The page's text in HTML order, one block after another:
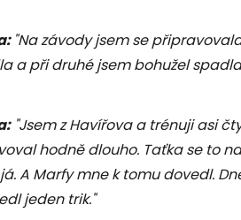
"Na závody jsem se
a při druhé jsem bohužel
"Jsem z Havířova a trénuji asi
hodně dlouho. Taťka se to
A Marfy mne k tomu dovedl.
jeden trik."